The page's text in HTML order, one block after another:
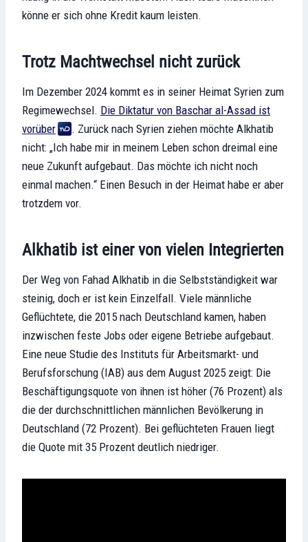
könne er sich ohne Kredit kaum leisten.
Trotz Machtwechsel nicht zurück
Im Dezember 2024 kommt es in seiner Heimat Syrien zum
Regimewechsel. Die Diktatur von Baschar al-Assad ist
vorüber
. Zurück nach Syrien ziehen möchte Alkhatib
nicht: „Ich habe mir in meinem Leben schon dreimal eine
neue Zukunft aufgebaut. Das möchte ich nicht noch
einmal machen.“ Einen Besuch in der Heimat habe er aber
trotzdem vor.
Alkhatib ist einer von vielen Integrierten
Der Weg von Fahad Alkhatib in die Selbstständigkeit war
steinig, doch er ist kein Einzelfall. Viele männliche
Geflüchtete, die 2015 nach Deutschland kamen, haben
inzwischen feste Jobs oder eigene Betriebe aufgebaut.
Eine neue Studie des Instituts für Arbeitsmarkt- und
Berufsforschung (IAB) aus dem August 2025 zeigt: Die
Beschäftigungsquote von ihnen ist höher (76 Prozent) als
die der durchschnittlichen männlichen Bevölkerung in
Deutschland (72 Prozent). Bei geflüchteten Frauen liegt
die Quote mit 35 Prozent deutlich niedriger.